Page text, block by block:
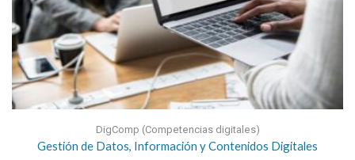
DigComp (Competencias digitales)
Gestión de Datos, Información y Contenidos Digitales